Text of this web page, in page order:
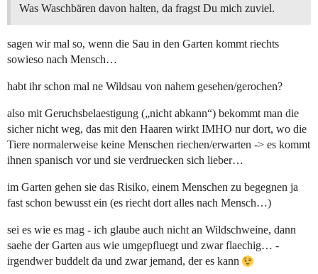
Was Waschbären davon halten, da fragst Du mich zuviel.
sagen wir mal so, wenn die Sau in den Garten kommt riechts
sowieso nach Mensch…
habt ihr schon mal ne Wildsau von nahem gesehen/gerochen?
also mit Geruchsbelaestigung („nicht abkann“) bekommt man die
sicher nicht weg, das mit den Haaren wirkt IMHO nur dort, wo die
Tiere normalerweise keine Menschen riechen/erwarten -> es kommt
ihnen spanisch vor und sie verdruecken sich lieber…
im Garten gehen sie das Risiko, einem Menschen zu begegnen ja
fast schon bewusst ein (es riecht dort alles nach Mensch…)
sei es wie es mag - ich glaube auch nicht an Wildschweine, dann
saehe der Garten aus wie umgepfluegt und zwar flaechig… -
irgendwer buddelt da und zwar jemand, der es kann